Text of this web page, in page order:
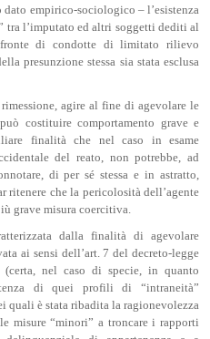
dato empirico-sociologico – l’esistenza
tra l’imputato ed altri soggetti dediti al
di condotte di limitato rilievo
presunzione stessa sia stata esclusa
agire al fine di agevolare le
costituire comportamento grave e
finalità che nel caso in esame
del reato, non potrebbe, ad
di per sé stessa e in astratto,
che la pericolosità dell’agente
grave misura coercitiva.
dalla finalità di agevolare
ai sensi dell’art. 7 del decreto-legge
nel caso di specie, in quanto
di quei profili di “intraneità”
quali è stata ribadita la ragionevolezza
misure “minori” a troncare i rapporti